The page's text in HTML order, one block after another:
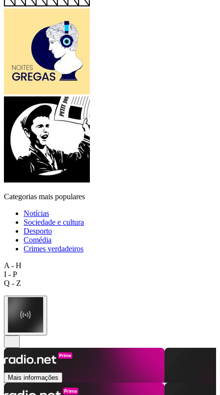
Categorias mais populares
Notícias
Sociedade e cultura
Desporto
Comédia
Crimes verdadeiros
A - H
I - P
Q - Z
Mais informações